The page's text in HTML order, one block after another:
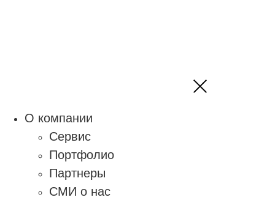
О компании
Сервис
Портфолио
Партнеры
СМИ о нас